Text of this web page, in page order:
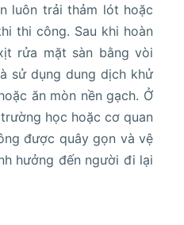
luôn trải thảm lót hoặc
thi công. Sau khi hoàn
rửa mặt sàn bằng vòi
sử dụng dung dịch khử
ăn mòn nền gạch. Ở
học hoặc cơ quan
được quây gọn và vệ
hưởng đến người đi lại